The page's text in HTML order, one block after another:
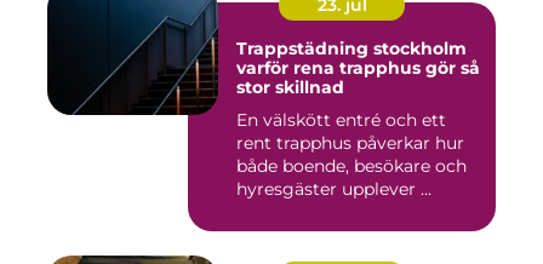
23. jul
Trappstädning stockholm
varför rena trapphus gör så
stor skillnad
En välskött entré och ett
rent trapphus påverkar hur
både boende, besökare och
hyresgäster upplever ...